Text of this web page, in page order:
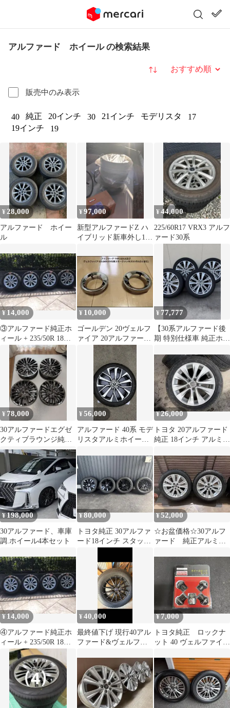
アルファード ホイール の検索結果
販売中のみ表示
並び替え
40 純正 20インチ 30 21インチ モデリスタ
17
19インチ
19
¥ 28,000
アルファード ホイー
ル
¥97,000
新型アルファードZ ハ
イブリッド新車外し18
¥44,000
225/60R17 VRX3 アルフ
ァード30系
¥14,000
③アルファード純正ホ
ィール + 235/50R 18
バリ山 送料無料
¥ 10,000
ゴールデン 20ヴェルフ
ァイア 20アルファード
タイプゴ フォグ 純正
¥ 77,777
【30系アルファード後
期 特別仕様車 純正ホイ
¥ 78,000
30アルファードエグゼ
クティブラウンジ純正
17インチ ホイール 4本
セット
¥56,000
アルファード 40系 モデ
リスタアルミホイール
¥26,000
トヨタ 20アルファード
純正 18インチ アルミホ
¥198,000
30アルファード、車庫
調.ホイール4本セット
¥80,000
トヨタ純正 30アルファ
ード18インチ スタッド
¥52,000
☆お盆価格☆30アルフ
ァード 純正アルミ＆
¥14,000
④アルファード純正ホ
ィール + 235/50R 18
バリ山 送料無料
¥40,000
最終値下げ 現行40アル
ファード&ヴェルファ
¥7,000
トヨタ純正 ロックナ
ット 40 ヴェルファイア